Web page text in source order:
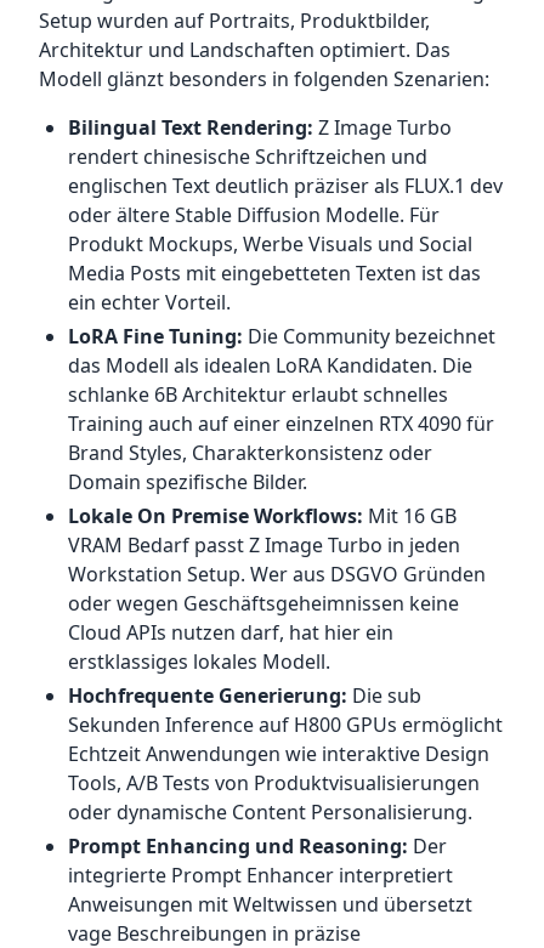
Setup wurden auf Portraits, Produktbilder,
Architektur und Landschaften optimiert. Das
Modell glänzt besonders in folgenden Szenarien:
Bilingual Text Rendering: Z Image Turbo
rendert chinesische Schriftzeichen und
englischen Text deutlich präziser als FLUX.1 dev
oder ältere Stable Diffusion Modelle. Für
Produkt Mockups, Werbe Visuals und Social
Media Posts mit eingebetteten Texten ist das
ein echter Vorteil.
LoRA Fine Tuning: Die Community bezeichnet
das Modell als idealen LoRA Kandidaten. Die
schlanke 6B Architektur erlaubt schnelles
Training auch auf einer einzelnen RTX 4090 für
Brand Styles, Charakterkonsistenz oder
Domain spezifische Bilder.
Lokale On Premise Workflows: Mit 16 GB
VRAM Bedarf passt Z Image Turbo in jeden
Workstation Setup. Wer aus DSGVO Gründen
oder wegen Geschäftsgeheimnissen keine
Cloud APIs nutzen darf, hat hier ein
erstklassiges lokales Modell.
Hochfrequente Generierung: Die sub
Sekunden Inference auf H800 GPUs ermöglicht
Echtzeit Anwendungen wie interaktive Design
Tools, A/B Tests von Produktvisualisierungen
oder dynamische Content Personalisierung.
Prompt Enhancing und Reasoning: Der
integrierte Prompt Enhancer interpretiert
Anweisungen mit Weltwissen und übersetzt
vage Beschreibungen in präzise